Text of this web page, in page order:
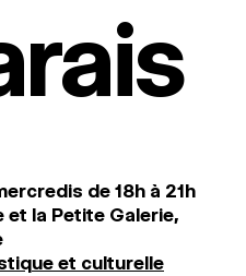
de 18h à 21h
et la Petite Galerie,
et culturelle